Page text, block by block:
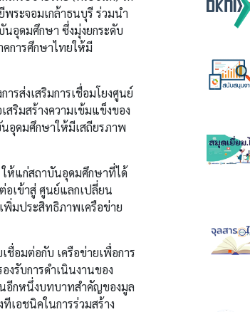
พระจอมเกล้าธนบุรี ร่วมนำ
นอุดมศึกษา ซึ่งมุ่งยกระดับ
การศึกษาไทยให้มี
รส่งเสริมการเชื่อมโยงศูนย์
ริมสร้างความเข้มแข็งของ
อุดมศึกษาให้มีเสถียรภาพ
ให้แก่สถาบันอุดมศึกษาที่ได้
อเข้าสู่ ศูนย์แลกเปลี่ยน
พิ่มประสิทธิภาพเครือข่าย
ชื่อมต่อกับ เครือข่ายเพื่อการ
งรับการดำเนินงานของ
อีกหนึ่งบทบาทสำคัญของมูล
อชนิคในการร่วมสร้าง